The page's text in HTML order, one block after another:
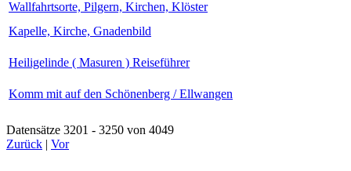
Wallfahrtsorte, Pilgern, Kirchen, Klöster
Kapelle, Kirche, Gnadenbild
Heiligelinde ( Masuren ) Reiseführer
Komm mit auf den Schönenberg / Ellwangen
Datensätze 3201 - 3250 von 4049
Zurück | Vor